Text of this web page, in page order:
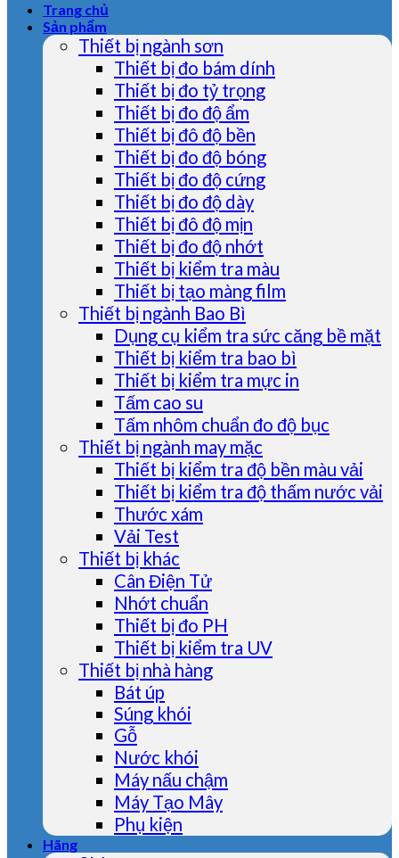
Trang chủ
Sản phẩm
Thiết bị ngành sơn
Thiết bị đo bám dính
Thiết bị đo tỷ trọng
Thiết bị đo độ ẩm
Thiết bị đô độ bền
Thiết bị đo độ bóng
Thiết bị đo độ cứng
Thiết bị đo độ dày
Thiết bị đô độ mịn
Thiết bị đo độ nhớt
Thiết bị kiểm tra màu
Thiết bị tạo màng film
Thiết bị ngành Bao Bì
Dụng cụ kiểm tra sức căng bề mặt
Thiết bị kiểm tra bao bì
Thiết bị kiểm tra mực in
Tấm cao su
Tấm nhôm chuẩn đo độ bục
Thiết bị ngành may mặc
Thiết bị kiểm tra độ bền màu vải
Thiết bị kiểm tra độ thấm nước vải
Thước xám
Vải Test
Thiết bị khác
Cân Điện Tử
Nhớt chuẩn
Thiết bị đo PH
Thiết bị kiểm tra UV
Thiết bị nhà hàng
Bát úp
Súng khói
Gỗ
Nước khói
Máy nấu chậm
Máy Tạo Mây
Phụ kiện
Hãng